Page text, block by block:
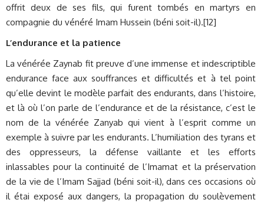
offrit deux de ses fils, qui furent tombés en martyrs en
compagnie du vénéré Imam Hussein (béni soit-il).[12]
L’endurance et la patience
La vénérée Zaynab fit preuve d’une immense et indescriptible
endurance face aux souffrances et difficultés et à tel point
qu’elle devint le modèle parfait des endurants, dans l’histoire,
et là où l’on parle de l’endurance et de la résistance, c’est le
nom de la vénérée Zanyab qui vient à l’esprit comme un
exemple à suivre par les endurants. L’humiliation des tyrans et
des oppresseurs, la défense vaillante et les efforts
inlassables pour la continuité de l’Imamat et la préservation
de la vie de l’Imam Sajjad (béni soit-il), dans ces occasions où
il étai exposé aux dangers, la propagation du soulèvement